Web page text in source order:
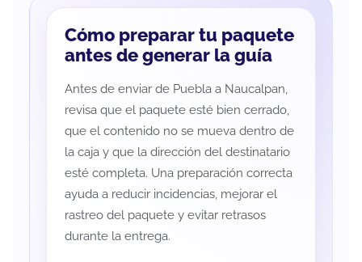
Cómo preparar tu paquete
antes de generar la guía
Antes de enviar de Puebla a Naucalpan,
revisa que el paquete esté bien cerrado,
que el contenido no se mueva dentro de
la caja y que la dirección del destinatario
esté completa. Una preparación correcta
ayuda a reducir incidencias, mejorar el
rastreo del paquete y evitar retrasos
durante la entrega.